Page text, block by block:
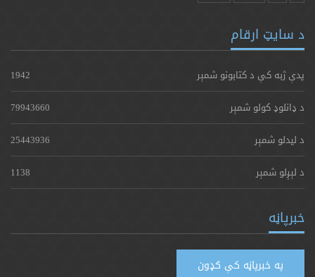
د سایټ ارقام
پدې ژبه کې د کتابونو شمېر
1942
د ډانلوډ کولو شمېر
79943660
د لیدلو شمېر
25443936
د لېږلو شمېر
1138
خبرپاڼه
په خبرپاڼه کې ګډون